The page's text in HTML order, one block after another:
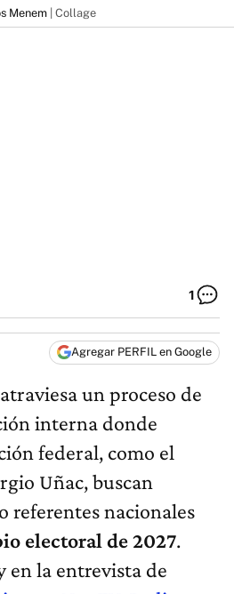
Menem | Collage
1
Agregar PERFIL en Google
un proceso de
interna donde
federal, como el
Uñac, buscan
referentes nacionales
electoral de 2027.
en la entrevista de